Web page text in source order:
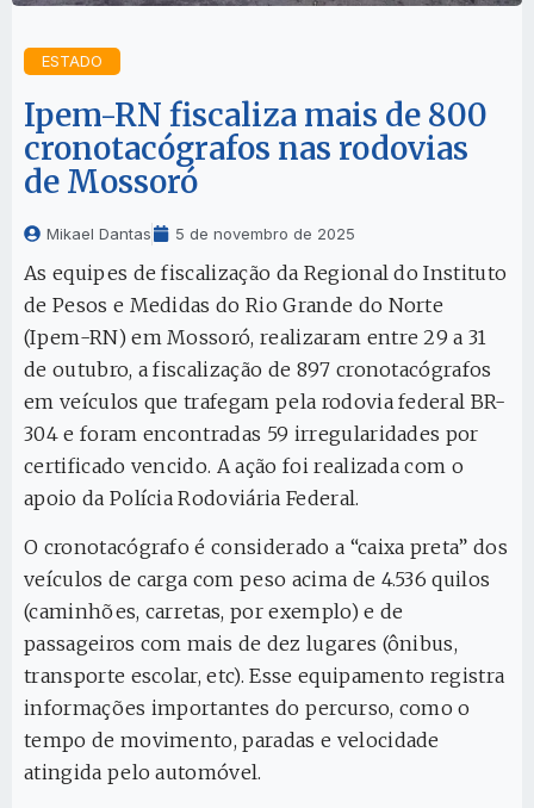
ESTADO
Ipem-RN fiscaliza mais de 800
cronotacógrafos nas rodovias
de Mossoró
Mikael Dantas 5 de novembro de 2025
As equipes de fiscalização da Regional do Instituto
de Pesos e Medidas do Rio Grande do Norte
(Ipem-RN) em Mossoró, realizaram entre 29 a 31
de outubro, a fiscalização de 897 cronotacógrafos
em veículos que trafegam pela rodovia federal BR-
304 e foram encontradas 59 irregularidades por
certificado vencido. A ação foi realizada com o
apoio da Polícia Rodoviária Federal.
O cronotacógrafo é considerado a “caixa preta” dos
veículos de carga com peso acima de 4.536 quilos
(caminhões, carretas, por exemplo) e de
passageiros com mais de dez lugares (ônibus,
transporte escolar, etc). Esse equipamento registra
informações importantes do percurso, como o
tempo de movimento, paradas e velocidade
atingida pelo automóvel.